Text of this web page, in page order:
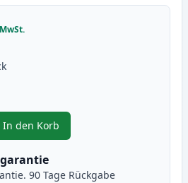
um anzupassen
In den Korb
, 2 stück Brother LC1100BK
90 Tage Rückgabe